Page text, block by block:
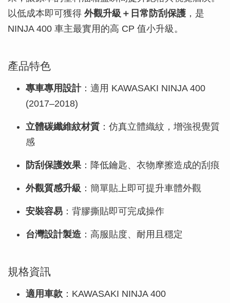
以低成本即可獲得 外觀升級＋日常防刮保護 ，是
NINJA 400 車主最實用的高 CP 值小升級。
產品特色
專車專用設計：適用 KAWASAKI NINJA 400
(2017–2018)
立體碳纖維紋材質 ：仿真立體織紋，增強視覺質
感
防刮保護效果：降低鑰匙、衣物摩擦造成的刮痕
外觀質感升級 ：簡單貼上即可提升車體外觀
安裝容易 ：背膠撕貼即可完成操作
台灣設計製造 ：高服貼度、耐用且穩定
規格資訊
適用車款 ：KAWASAKI NINJA 400